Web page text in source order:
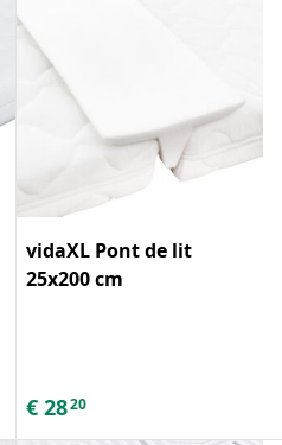
vidaXL Pont de lit
25x200 cm
€ 2820